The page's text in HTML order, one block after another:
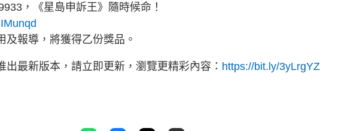
，《星島申訴王》隨時候命！
及報導，將獲得乙份獎品。
出最新版本，請立即更新，瀏覽更精彩內容： https://bit.ly/3yLrgYZ